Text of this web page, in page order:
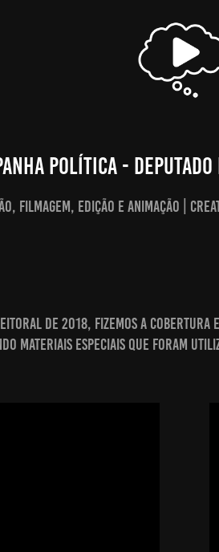
Política -
Filmagem, Edição e Animação |
de 2018, fizemos a cobertura
materiais especiais que foram